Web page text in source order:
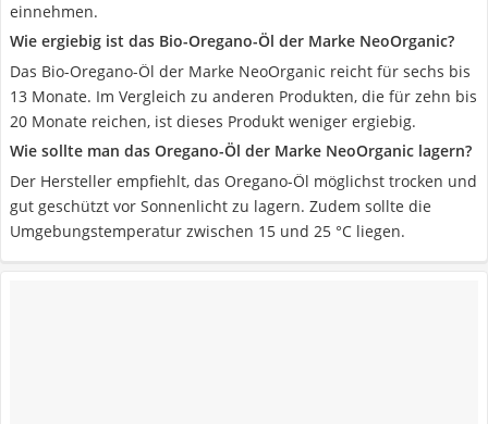
einnehmen.
Wie ergiebig ist das Bio-Oregano-Öl der Marke NeoOrganic?
Das Bio-Oregano-Öl der Marke NeoOrganic reicht für sechs bis
13 Monate. Im Vergleich zu anderen Produkten, die für zehn bis
20 Monate reichen, ist dieses Produkt weniger ergiebig.
Wie sollte man das Oregano-Öl der Marke NeoOrganic lagern?
Der Hersteller empfiehlt, das Oregano-Öl möglichst trocken und
gut geschützt vor Sonnenlicht zu lagern. Zudem sollte die
Umgebungstemperatur zwischen 15 und 25 °C liegen.